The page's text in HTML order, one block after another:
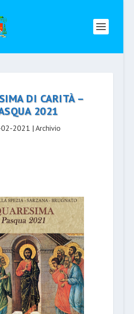
DI CARITÀ –
2021
2021 |Archivio